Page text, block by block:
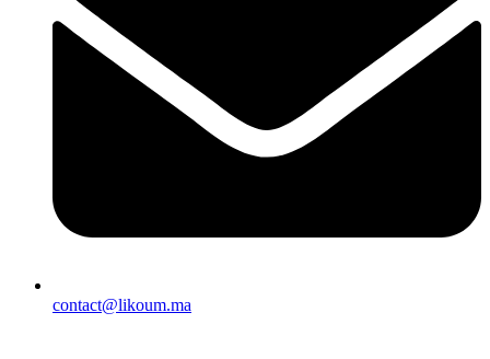
contact@likoum.ma